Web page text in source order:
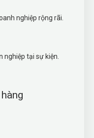
nghiệp rộng rãi.
nghiệp tại sự kiện.